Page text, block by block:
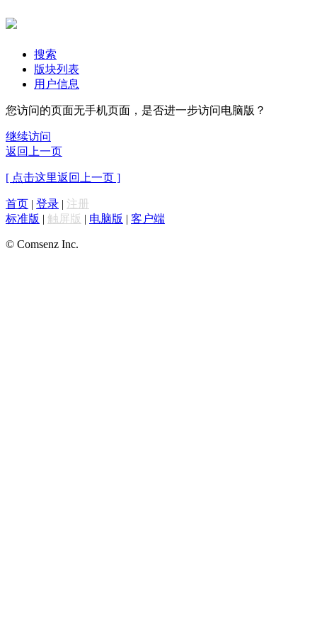
搜索
版块列表
用户信息
您访问的页面无手机页面，是否进一步访问电脑版？
继续访问
返回上一页
[ 点击这里返回上一页 ]
首页 | 登录 | 注册
标准版 | 触屏版 | 电脑版 | 客户端
© Comsenz Inc.